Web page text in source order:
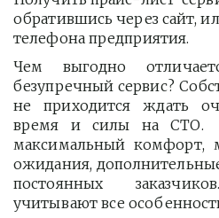
обратившись через сайт,
телефона предприятия.
Чем выгодно
безупречный сервис?
не приходится ждать
время и силы на СТО.
максимальный комфорт,
ожидания,
постоянных
учитывают все